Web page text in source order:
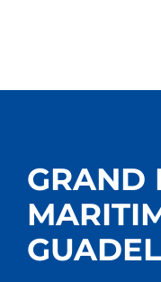
GRAND